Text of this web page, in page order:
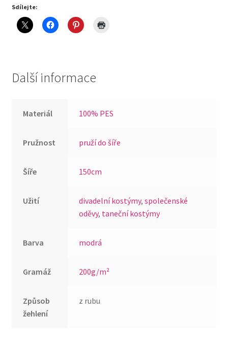
(modrá)
quantity
Sdílejte:
Další informace
Materiál 100% PES
Pružnost pruží do šíře
Šíře 150cm
Užití divadelní kostýmy,společenské
oděvy, taneční kostýmy
Barva modrá
Gramáž 200g/m²
Způsob
žehlení
z rubu